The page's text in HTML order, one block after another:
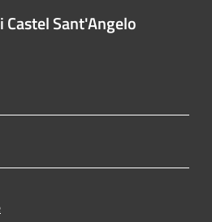
Castel Sant'Angelo